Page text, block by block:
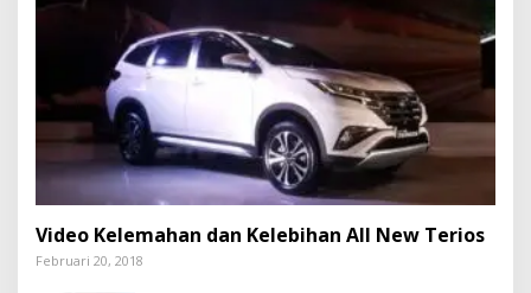
Video Kelemahan dan Kelebihan All New Terios
Februari 20, 2018